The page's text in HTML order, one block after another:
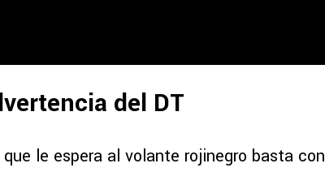
del DT
le espera al volante rojinegro basta con